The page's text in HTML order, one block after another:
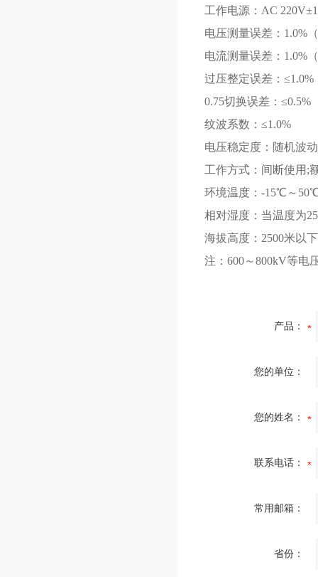
工作电源：AC
电压测量误差：1.0%
电流测量误差：1.0%
过压整定误差：≤1.0%
0.75切换误差：≤0.5%
纹波系数：≤1.0%
电压稳定度：随机波
工作方式：间断使用;
环境温度：-15℃～
相对湿度：当温度为
海拔高度：2500米以下
注：600～800kV等电
产品：
您的单位：
您的姓名：
联系电话：
常用邮箱：
省份：